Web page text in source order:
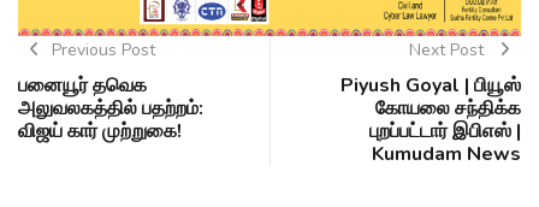
Previous Post
பனையூர் தவெக
அலுவலகத்தில் பதற்றம்:
விஜய் கார் முற்றுகை!
Next Post
Piyush Goyal | பியூஸ்
கோயலை சந்திக்க
புறப்பட்டார் இபிஎஸ் |
Kumudam News